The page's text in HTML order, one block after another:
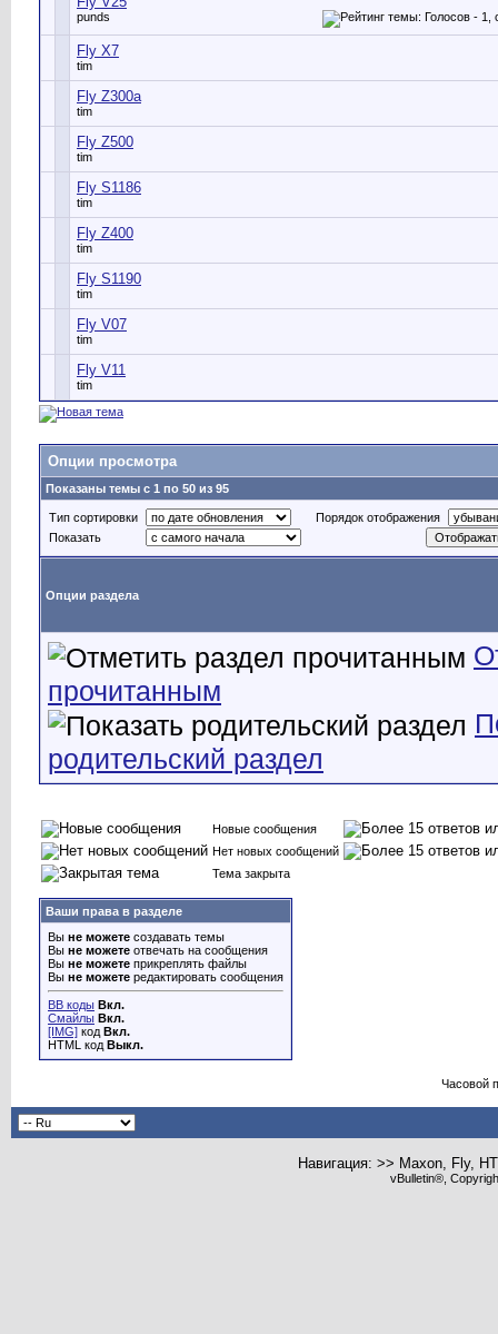
punds
Fly X7
tim
Fly Z300a
tim
Fly Z500
tim
Fly S1186
tim
Fly Z400
tim
Fly S1190
tim
Fly V07
tim
Fly V11
tim
Опции просмотра
Показаны темы с 1 по 50 из 95
Тип сортировки
Порядок отображения
Показать
Опции раздела
прочитанным
родительский раздел
Новые сообщения
Нет новых сообщений
Тема закрыта
Ваши права в разделе
Вы не можете создавать темы
Вы не можете отвечать на сообщения
Вы не можете прикреплять файлы
Вы не можете редактировать сообщения
BB коды Вкл.
Смайлы Вкл.
[IMG] код Вкл.
HTML код Выкл.
Часовой
Навигация: >> Maxon, Fly,
vBulletin®,